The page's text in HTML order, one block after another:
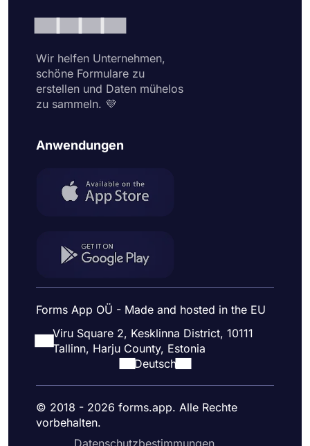
Wir helfen Unternehmen,
schöne Formulare zu
erstellen und Daten mühelos
zu sammeln. 💜
Anwendungen
Forms App OÜ - Made and hosted in the EU
Viru Square 2, Kesklinna District, 10111
Tallinn, Harju County, Estonia
Deutsch
© 2018 - 2026 forms.app. Alle Rechte
vorbehalten.
Datenschutzbestimmungen